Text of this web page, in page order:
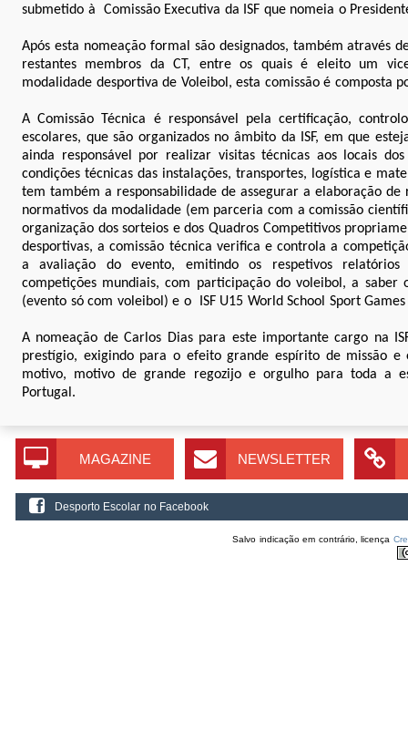
submetido à Comissão Executiva da ISF que nomeia o
Após esta nomeação formal são designados, também através
restantes membros da CT, entre os quais é eleito um
modalidade desportiva de Voleibol, esta comissão é composta
A Comissão Técnica é responsável pela certificação,
escolares, que são organizados no âmbito da ISF, em que
ainda responsável por realizar visitas técnicas aos locais
condições técnicas das instalações, transportes, logística e
tem também a responsabilidade de assegurar a elaboração
normativos da modalidade (em parceria com a comissão
organização dos sorteios e dos Quadros Competitivos
desportivas, a comissão técnica verifica e controla a
a avaliação do evento, emitindo os respetivos
competições mundiais, com participação do voleibol, a saber
(evento só com voleibol) e o ISF U15 World School Sport
A nomeação de Carlos Dias para este importante cargo na
prestígio, exigindo para o efeito grande espírito de missão e
motivo, motivo de grande regozijo e orgulho para toda a
Portugal.
MAGAZINE NEWSLETTER
Desporto Escolar no Facebook
Salvo indicação em contrário, licença